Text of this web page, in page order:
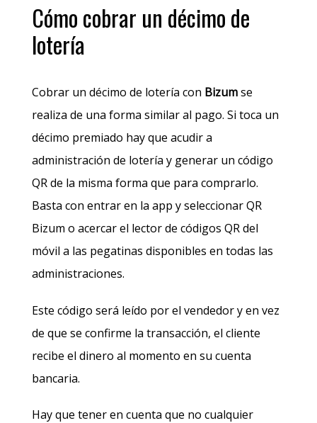
Cómo cobrar un décimo de
lotería
Cobrar un décimo de lotería con Bizumse
realiza de una forma similar al pago. Si toca un
décimo premiado hay que acudir a
administración de lotería y generar un código
QR de la misma forma que para comprarlo.
Basta con entrar en la app y seleccionar QR
Bizum o acercar el lector de códigos QR del
móvil a las pegatinas disponibles en todas las
administraciones.
Este código será leído por el vendedor y en vez
de que se confirme la transacción, el cliente
recibe el dinero al momento en su cuenta
bancaria.
Hay que tener en cuenta que no cualquier